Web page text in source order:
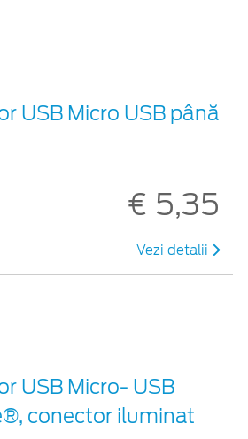
USB Micro USB până
€ 5,35
Vezi detalii
USB Micro- USB
conector iluminat